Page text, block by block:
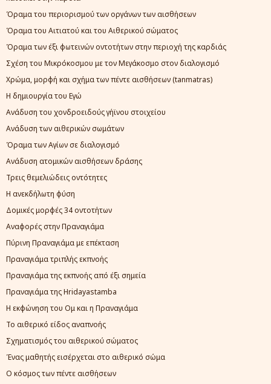
Όραμα του περιορισμού των οργάνων των αισθήσεων
Όραμα του Αιτιατού και του Αιθερικού σώματος
Όραμα των έξι φωτεινών οντοτήτων στην περιοχή της καρδιάς
Σχέση του Μικρόκοσμου με τον Μεγάκοσμο στον διαλογισμό
Χρώμα, μορφή και σχήμα των πέντε αισθήσεων (tanmatras)
Η δημιουργία του Εγώ
Ανάδυση του χονδροειδούς γήϊνου στοιχείου
Ανάδυση των αιθερικών σωμάτων
Όραμα των Αγίων σε διαλογισμό
Ανάδυση ατομικών αισθήσεων δράσης
Τρεις θεμελιώδεις οντότητες
Η ανεκδήλωτη φύση
Δομικές μορφές 34 οντοτήτων
Αναφορές στην Πραναγιάμα
Πύρινη Πραναγιάμα με επέκταση
Πραναγιάμα τριπλής εκπνοής
Πραναγιάμα της εκπνοής από έξι σημεία
Πραναγιάμα της Hridayastamba
Η εκφώνηση του Ομ και η Πραναγιάμα
Το αιθερικό είδος αναπνοής
Σχηματισμός του αιθερικού σώματος
Ένας μαθητής εισέρχεται στο αιθερικό σώμα
Ο κόσμος των πέντε αισθήσεων